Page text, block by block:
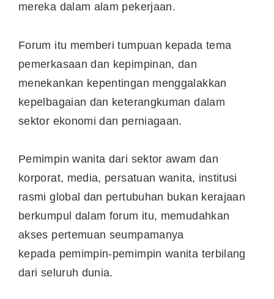
mereka dalam alam pekerjaan.
Forum itu memberi tumpuan kepada tema
pemerkasaan dan kepimpinan, dan
menekankan kepentingan menggalakkan
kepelbagaian dan keterangkuman dalam
sektor ekonomi dan perniagaan.
Pemimpin wanita dari sektor awam dan
korporat, media, persatuan wanita, institusi
rasmi global dan pertubuhan bukan kerajaan
berkumpul dalam forum itu, memudahkan
akses pertemuan seumpamanya
kepada pemimpin-pemimpin wanita terbilang
dari seluruh dunia.